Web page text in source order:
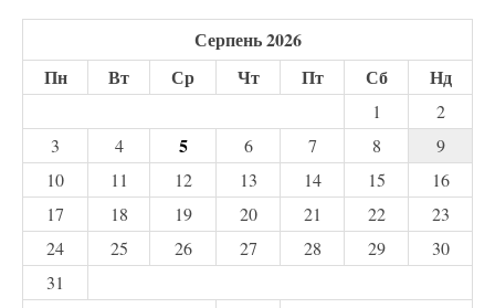
Серпень 2026
Пн
Вт Ср Чт Пт Сб Нд
1
2
3
4 5 6 7 8
9
10
11 12 13 14 15
16
17
18 19 20 21 22
23
24
25 26 27 28 29
30
31